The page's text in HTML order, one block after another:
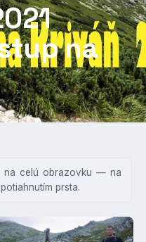
na
na celú obrazovku — na
prsta.